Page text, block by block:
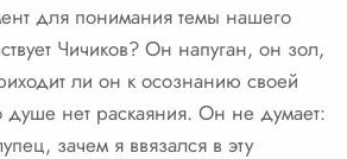
для понимания темы нашего
Чичиков? Он напуган, он зол,
ли он к осознанию своей
нет раскаяния. Он не думает:
зачем я ввязался в эту